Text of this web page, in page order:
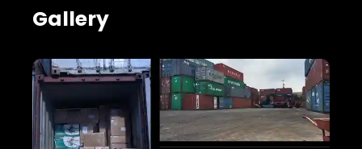
Gallery